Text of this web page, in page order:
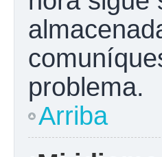
problema.
Arriba